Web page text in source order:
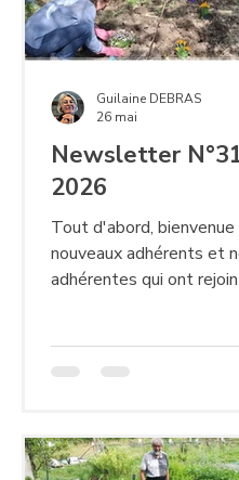
Newsletter
2026
Tout d'abord, bienvenue
nouveaux adhérents et
adhérentes qui ont
Article détaillé sur les
cette newsletter. Petit
Guilaine DEBRAS
26 mai